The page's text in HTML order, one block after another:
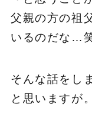
父親の方の祖
いるのだな…
そんな話をし
と思いますが